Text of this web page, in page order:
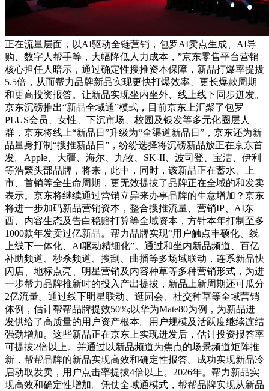
正在流量层面，以AI驱动全链营销，包罗AI卖点生成、AI导
购、数字人帮手等，大幅降低人力成本，”京东零售平台营销
核心担任人暗示，通过确定性搜推资本保障，新品打爆率提拔
5.5倍，从而帮力品牌新品实现更快打爆效率、更长爆款周期
和更高投资报答。让新品实现坐内坐外、线上线下同步迸发。
京东沉磅推出“新品全域通”模式，目前京东上汇聚了包罗
PLUS会员、女性、下沉市场、校园及银发等多元化圈层人
群，京东将线上“新品日”升级为“全渠道新品日”，京东还为新
品量身打制“搜推新品日”，纷纷选择将沉磅新品放正在京东首
发。Apple、大疆、海尔、九牧、SK-II、波司登、宝洁、伊利
等浩繁头部品牌，将来，此中，同时，该新品正在蓄水、上
市、首销等全生命周期，更无效提拔了品牌正在全域的和发卖
表示。京东将继续通过营销立异来办事品牌的生意增加？京东
将进一步加码新品营销资本，整合搜推流量、营销IP、AI东
西、内容生态及告白稳赔打算等全域资本，方针本年打制至多
1000款年发卖过亿新品。帮力品牌实现“用户触点丰硕化、线
上线下一体化、AI驱动精细化”。通过和坐内新品频道、百亿
补助频道、秒杀频道、搜刮、曲播等多场域联动，连系新品快
闪店、地标点亮、明星营销及内容种草等多种营销形式，为进
一步帮力品牌推新时的投入产出提拔，新品上新周期还可瓜分
2亿流量。通过线下明星联动、逛园会、社交种草等全域营销
体例，估计帮帮品牌提效50%;以华为Mate80为例，为新品迸
发供给了高质量的用户资产根本。用户规模及活跃度继续连结
强劲增加。这些新品正在京东上实现迸发后，估计投资报答率
可提拔2倍以上。并通过以新品频道为焦点的场景频道矩阵推
新，帮帮品牌的新品实现高效和确定性报答。成功实现新品冷
启动取发卖，用户点击率提拔4倍以上。2026年。帮力新品实
现高效和确定性增加。凭仗全域通模式，帮帮品牌实现从新品